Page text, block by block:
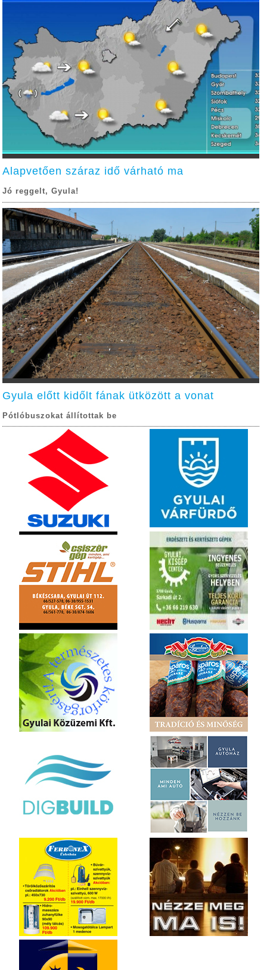
Alapvetően száraz idő várható ma
Jó reggelt, Gyula!
Gyula előtt kidőlt fának ütközött a vonat
Pótlóbuszokat állítottak be